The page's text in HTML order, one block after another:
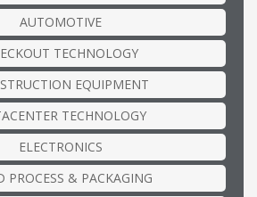
AUTOMOTIVE
TECHNOLOGY
EQUIPMENT
TECHNOLOGY
ELECTRONICS
PROCESS & PACKAGING